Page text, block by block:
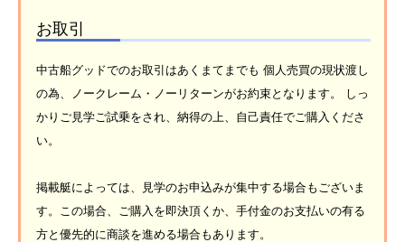
お取引
中古船グッドでのお取引はあくまてまでも 個人売買の現状渡し
の為、ノークレーム・ノーリターンがお約束となります。 しっ
かりご見学ご試乗をされ、納得の上、自己責任でご購入くださ
い。
掲載艇によっては、見学のお申込みが集中する場合もございま
す。この場合、ご購入を即決頂くか、手付金のお支払いの有る
方と優先的に商談を進める場合もあります。